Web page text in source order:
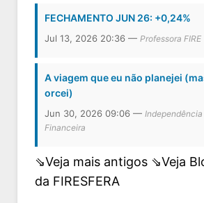
FECHAMENTO JUN 26: +0,24%
Jul 13, 2026 20:36 —Professora FIRE
A viagem que eu não planejei
orcei)
Jun 30, 2026 09:06 —Independência
Financeira
⇘Veja mais antigos ⇘Veja
da FIRESFERA